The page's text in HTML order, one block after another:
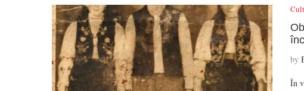
by
În